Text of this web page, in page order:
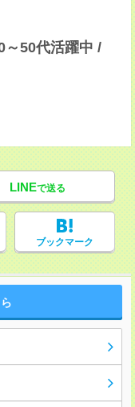
～50代活躍中 /
LINEで送る
ブックマーク